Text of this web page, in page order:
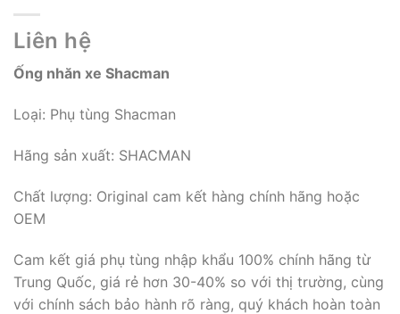
Liên hệ
Ống nhăn xe Shacman
Loại: Phụ tùng Shacman
Hãng sản xuất: SHACMAN
Chất lượng: Original cam kết hàng chính hãng hoặc
OEM
Cam kết giá phụ tùng nhập khẩu 100% chính hãng từ
Trung Quốc, giá rẻ hơn 30-40% so với thị trường, cùng
với chính sách bảo hành rõ ràng, quý khách hoàn toàn